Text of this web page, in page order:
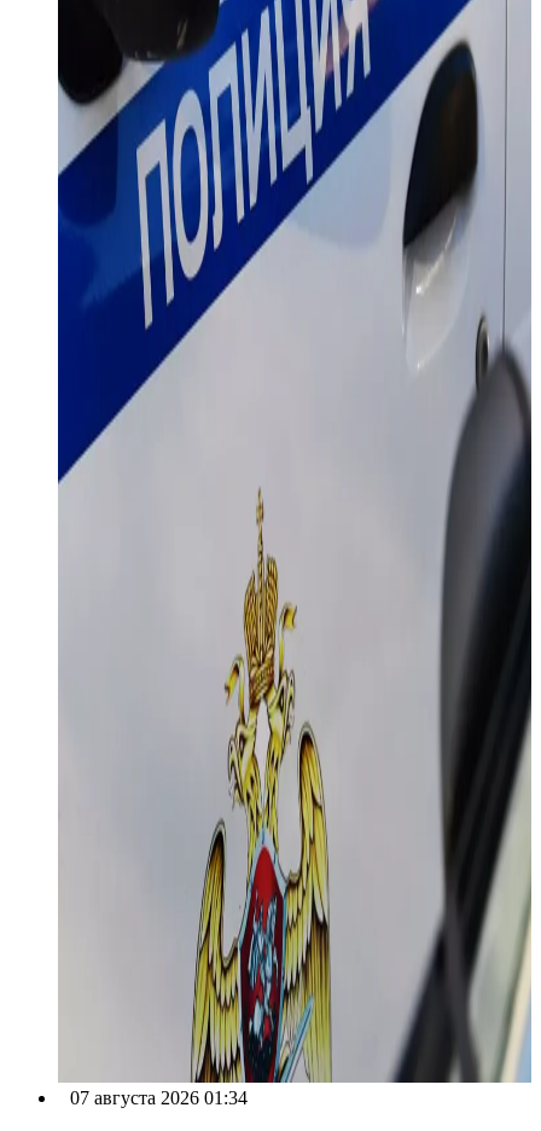
07 августа 2026 01:34